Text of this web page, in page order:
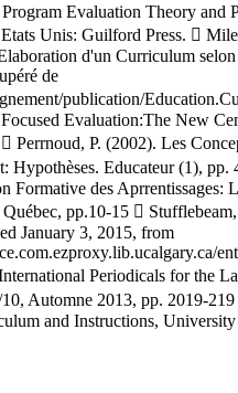
Evaluation Theory and
Unis: Guilford Press. 
d'un Curriculum
de
publication/
Evaluation:The New
Perrnoud, P. (2002). Les
Hypothèses. Educateur (1),
Formative des Aprrentissages:
pp.10-15 
January 3, 2015, from
Periodicals for the
Automne 2013, pp. 2019-
and Instructions,